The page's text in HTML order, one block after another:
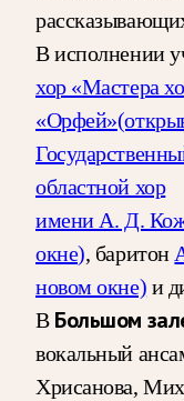
В исполнении
хор «Мастера
«Орфей»
областной хор
имени А. Д.
окне), баритон
новом окне) и
В Большом
вокальный
Хрисанова,